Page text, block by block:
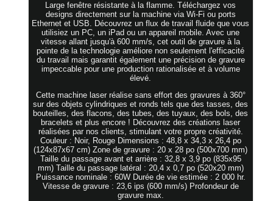
Large fenêtre résistante à la flamme. Téléchargez vos
designs directement sur la machine via Wi-Fi ou ports
Ethernet et USB. Découvrez un flux de travail fluide que vous
utilisiez un PC, un iPad ou un appareil mobile. Avec une
vitesse allant jusqu'à 600 mm/s, cet outil de gravure à la
pointe de la technologie améliore non seulement l'efficacité
du travail mais garantit également une précision de gravure
impeccable pour une production rationalisée et à volume
élevé.
Cette machine laser réalise sans effort des gravures à 360°
sur des objets cylindriques et ronds tels que des tasses, des
bouteilles, des flacons, des tubes, des tuyaux, des bols, des
bracelets et plus encore ! Découvrez des créations laser
réalisées par nos clients, stimulant votre propre créativité.
Couleur : Noir, Rouge Dimensions : 48,8 x 34,3 x 26,4 po
(124x87x67 cm) Zone de gravure : 20 x 28 po (500x700 mm)
Taille du passage avant et arrière : 32,8 x 3,9 po (835x95
mm) Taille du passage latéral : 20,4 x 0,7 po (520x20 mm)
Puissance nominale : 60W Durée de vie estimée : 2 000 hr.
Vitesse de gravure : 23,6 ips (600 mm/s) Profondeur de
gravure max.